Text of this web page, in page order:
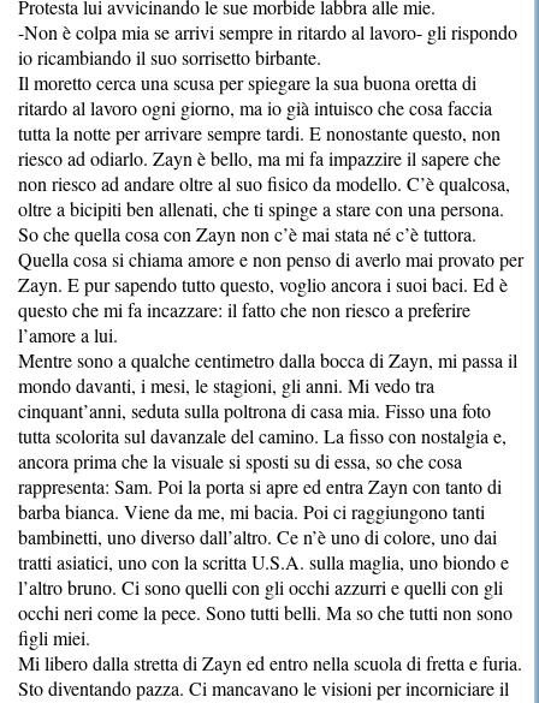
Protesta lui avvicinando le sue morbide labbra alle mie.
-Non è colpa mia se arrivi sempre in ritardo al lavoro- gli rispondo
io ricambiando il suo sorrisetto birbante.
Il moretto cerca una scusa per spiegare la sua buona oretta di
ritardo al lavoro ogni giorno, ma io già intuisco che cosa faccia
tutta la notte per arrivare sempre tardi. E nonostante questo, non
riesco ad odiarlo. Zayn è bello, ma mi fa impazzire il sapere che
non riesco ad andare oltre al suo fisico da modello. C’è qualcosa,
oltre a bicipiti ben allenati, che ti spinge a stare con una persona.
So che quella cosa con Zayn non c’è mai stata né c’è tuttora.
Quella cosa si chiama amore e non penso di averlo mai provato per
Zayn. E pur sapendo tutto questo, voglio ancora i suoi baci. Ed è
questo che mi fa incazzare: il fatto che non riesco a preferire
l’amore a lui.
Mentre sono a qualche centimetro dalla bocca di Zayn, mi passa il
mondo davanti, i mesi, le stagioni, gli anni. Mi vedo tra
cinquant’anni, seduta sulla poltrona di casa mia. Fisso una foto
tutta scolorita sul davanzale del camino. La fisso con nostalgia e,
ancora prima che la visuale si sposti su di essa, so che cosa
rappresenta: Sam. Poi la porta si apre ed entra Zayn con tanto di
barba bianca. Viene da me, mi bacia. Poi ci raggiungono tanti
bambinetti, uno diverso dall’altro. Ce n’è uno di colore, uno dai
tratti asiatici, uno con la scritta U.S.A. sulla maglia, uno biondo e
l’altro bruno. Ci sono quelli con gli occhi azzurri e quelli con gli
occhi neri come la pece. Sono tutti belli. Ma so che tutti non sono
figli miei.
Mi libero dalla stretta di Zayn ed entro nella scuola di fretta e furia.
Sto diventando pazza. Ci mancavano le visioni per incorniciare il